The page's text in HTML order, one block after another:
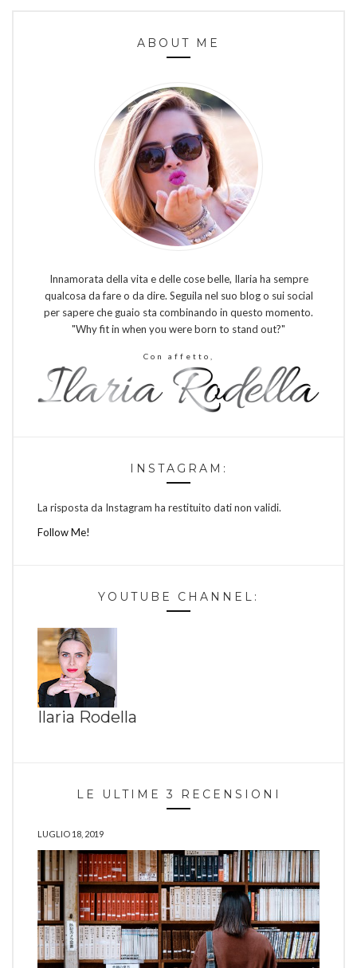
ABOUT ME
Innamorata della vita e delle cose belle, Ilaria ha sempre
qualcosa da fare o da dire. Seguila nel suo blog o sui social
per sapere che guaio sta combinando in questo momento.
"Why fit in when you were born to stand out?"
Con affetto,
INSTAGRAM:
La risposta da Instagram ha restituito dati non validi.
Follow Me!
YOUTUBE CHANNEL:
Ilaria Rodella
LE ULTIME 3 RECENSIONI
LUGLIO 18, 2019